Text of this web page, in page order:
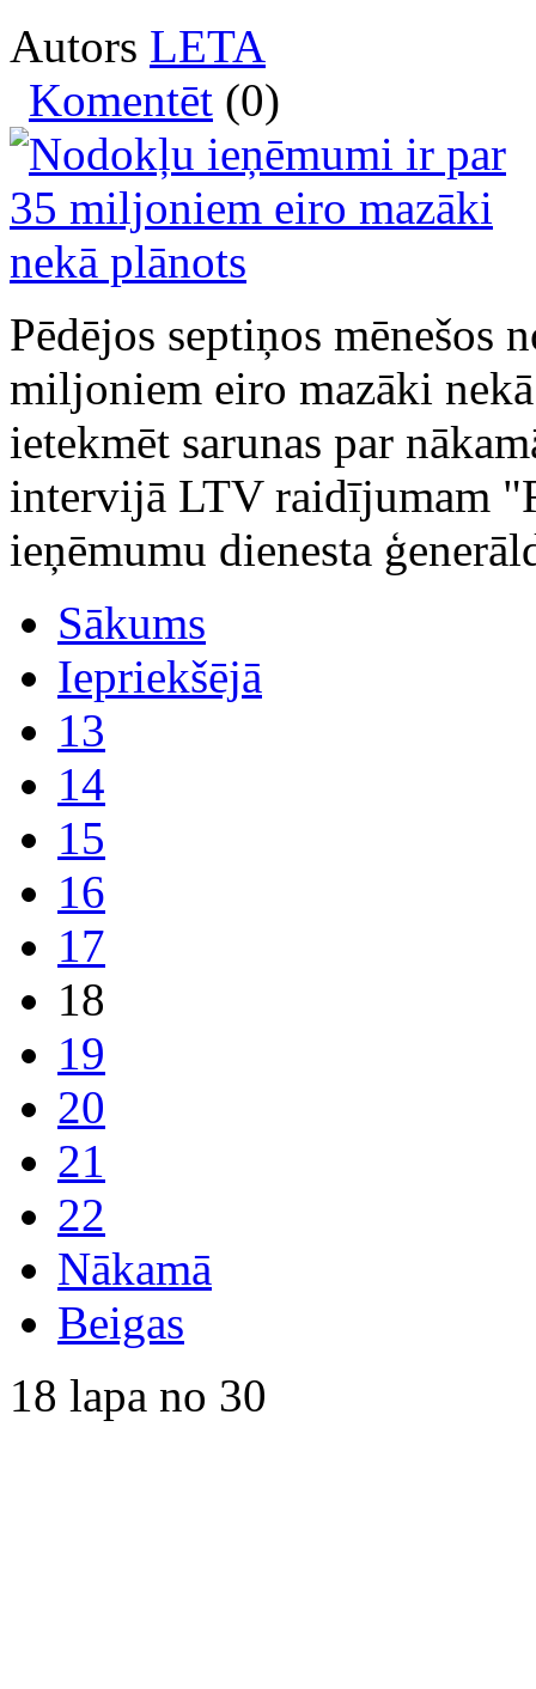
Autors LETA
Komentēt (0)
Pēdējos septiņos mēnešos
miljoniem eiro mazāki
ietekmēt sarunas par
intervijā LTV raidījumam
ieņēmumu dienesta
Sākums
Iepriekšējā
13
14
15
16
17
18
19
20
21
22
Nākamā
Beigas
18 lapa no 30